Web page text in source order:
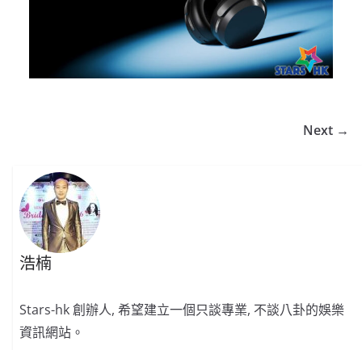
Next →
浩楠
Stars-hk 創辦人, 希望建立一個只談專業, 不談八卦的娛樂
資訊網站。